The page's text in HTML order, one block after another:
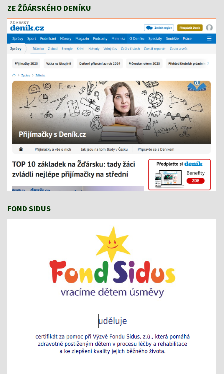
ZE ŽĎÁRSKÉHO DENÍKU
FOND SIDUS